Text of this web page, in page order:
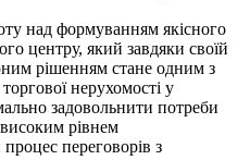
над формуванням якісного
центру, який завдяки своїй
рішенням стане одним з
нерухомості у
задовольнити потреби
рівнем
переговорів з